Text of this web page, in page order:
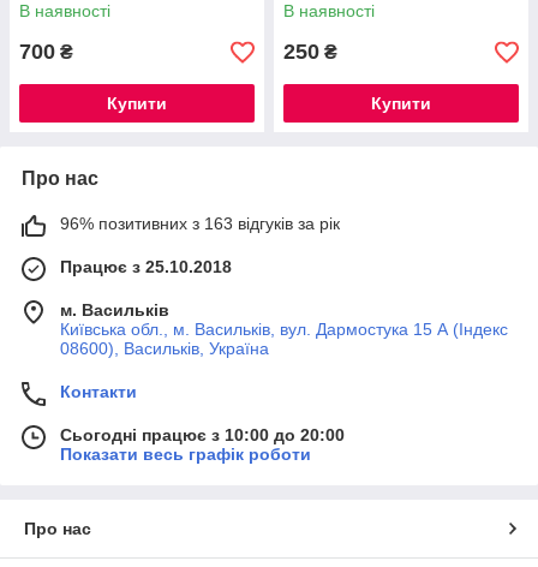
В наявності
700 ₴
Купити
В наявності
250 ₴
Купити
Про нас
96% позитивних з 163 відгуків за рік
Працює з 25.10.2018
м. Васильків
Київська обл., м. Васильків, вул. Дармостука 15 А (Індекс
08600), Васильків, Україна
Контакти
Сьогодні працює з 10:00 до 20:00
Показати весь графік роботи
Про нас